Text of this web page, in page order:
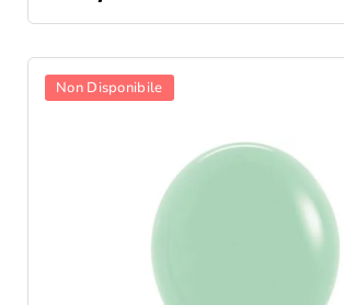
Non Disponibile